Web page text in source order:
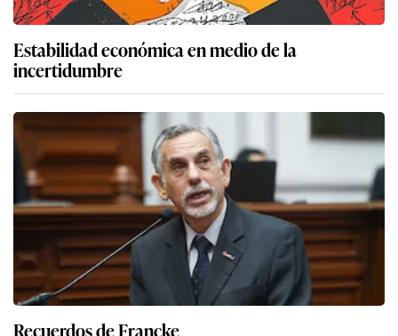
Estabilidad económica en medio de la
incertidumbre
Recuerdos de Francke